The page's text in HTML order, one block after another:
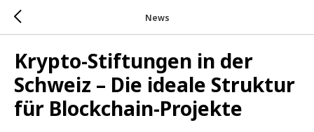
News
Krypto-Stiftungen in der
Schweiz – Die ideale Struktur
für Blockchain-Projekte